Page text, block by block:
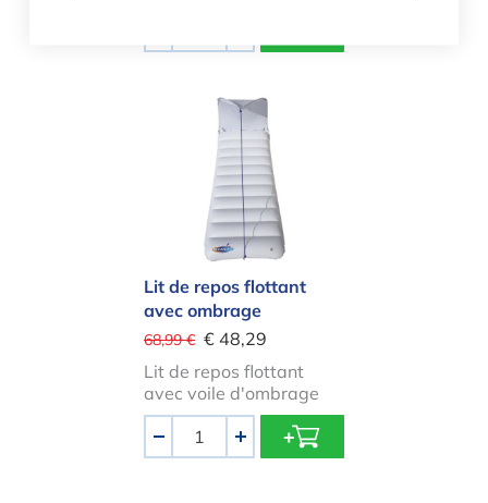
Lit de repos flottant avec ombrage
Lit de repos flottant
avec ombrage
68,99 € € 48,29
Lit de repos flottant
avec voile d'ombrage
Quantité
+